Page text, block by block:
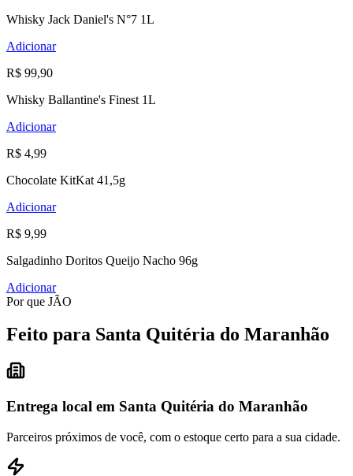
Whisky Jack Daniel's N°7 1L
Adicionar
R$ 99,90
Whisky Ballantine's Finest 1L
Adicionar
R$ 4,99
Chocolate KitKat 41,5g
Adicionar
R$ 9,99
Salgadinho Doritos Queijo Nacho 96g
Adicionar
Por que JÃO
Feito para Santa Quitéria do Maranhão
Entrega local em Santa Quitéria do Maranhão
Parceiros próximos de você, com o estoque certo para a sua cidade.